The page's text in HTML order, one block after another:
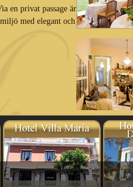
en privat passage är
med elegant och